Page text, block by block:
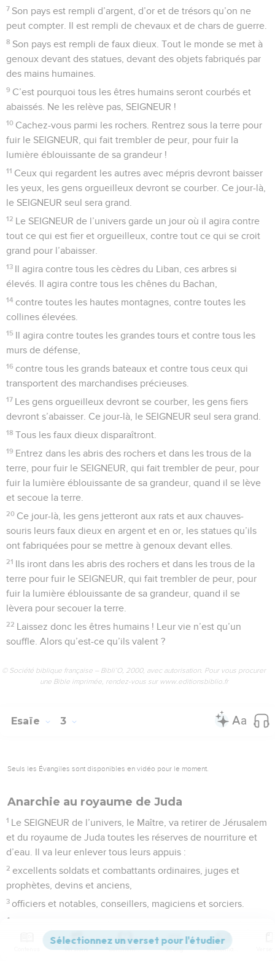
7 Son pays est rempli d’argent, d’or et de trésors qu’on ne
peut compter. Il est rempli de chevaux et de chars de guerre.
8 Son pays est rempli de faux dieux. Tout le monde se met à
genoux devant des statues, devant des objets fabriqués par
des mains humaines.
9 C’est pourquoi tous les êtres humains seront courbés et
abaissés. Ne les relève pas, SEIGNEUR !
10 Cachez-vous parmi les rochers. Rentrez sous la terre pour
fuir le SEIGNEUR, qui fait trembler de peur, pour fuir la
lumière éblouissante de sa grandeur !
11 Ceux qui regardent les autres avec mépris devront baisser
les yeux, les gens orgueilleux devront se courber. Ce jour-là,
le SEIGNEUR seul sera grand.
12 Le SEIGNEUR de l’univers garde un jour où il agira contre
tout ce qui est fier et orgueilleux, contre tout ce qui se croit
grand pour l’abaisser.
13 Il agira contre tous les cèdres du Liban, ces arbres si
élevés. Il agira contre tous les chênes du Bachan,
14 contre toutes les hautes montagnes, contre toutes les
collines élevées.
15 Il agira contre toutes les grandes tours et contre tous les
murs de défense,
16 contre tous les grands bateaux et contre tous ceux qui
transportent des marchandises précieuses.
17 Les gens orgueilleux devront se courber, les gens fiers
devront s’abaisser. Ce jour-là, le SEIGNEUR seul sera grand.
18 Tous les faux dieux disparaîtront.
19 Entrez dans les abris des rochers et dans les trous de la
terre, pour fuir le SEIGNEUR, qui fait trembler de peur, pour
fuir la lumière éblouissante de sa grandeur, quand il se lève
et secoue la terre.
20 Ce jour-là, les gens jetteront aux rats et aux chauves-
souris leurs faux dieux en argent et en or, les statues qu’ils
ont fabriquées pour se mettre à genoux devant elles.
21 Ils iront dans les abris des rochers et dans les trous de la
terre pour fuir le SEIGNEUR, qui fait trembler de peur, pour
fuir la lumière éblouissante de sa grandeur, quand il se
lèvera pour secouer la terre.
22 Laissez donc les êtres humains ! Leur vie n’est qu’un
souffle. Alors qu’est-ce qu’ils valent ?
© Société biblique française – Bibli’O, 2000, avec autorisation. Pour vous procurer
une Bible imprimée, rendez-vous sur www.editionsbiblio.fr
Esaïe 3
Seuls les Évangiles sont disponibles en vidéo pour le moment.
Anarchie au royaume de Juda
1 Le SEIGNEUR de l’univers, le Maître, va retirer de Jérusalem
et du royaume de Juda toutes les réserves de nourriture et
d’eau. Il va leur enlever tous leurs appuis :
2 excellents soldats et combattants ordinaires, juges et
prophètes, devins et anciens,
3 officiers et notables, conseillers, magiciens et sorciers.
4
garçons, qui les dirigeront selon leurs caprices. »
Versions Commentaires Strong